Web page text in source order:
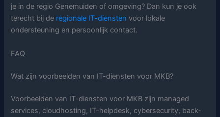
je in de regio Genemuiden of omgeving? Dan kun je ook
terecht bij de regionale IT-diensten voor lokale
ondersteuning en persoonlijk contact.
FAQ
Wat zijn voorbeelden van IT-diensten voor MKB?
Voorbeelden van IT-diensten voor MKB zijn managed
services, cloudhosting, IT-helpdesk, cybersecurity, back-